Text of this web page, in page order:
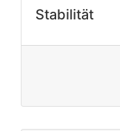
Stabilität